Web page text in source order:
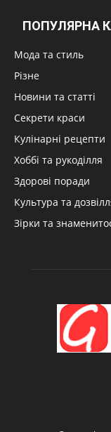
ПОПУЛЯРНА
Мода та стиль
Різне
Новини та статті
Секрети краси
Кулінарні рецепти
Хоббі та рукоділля
Здорові поради
Культура та
Зірки та